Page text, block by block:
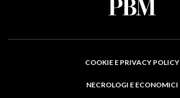
COOKIE E PRIVACY POLICY
NECROLOGI E ECONOMICI